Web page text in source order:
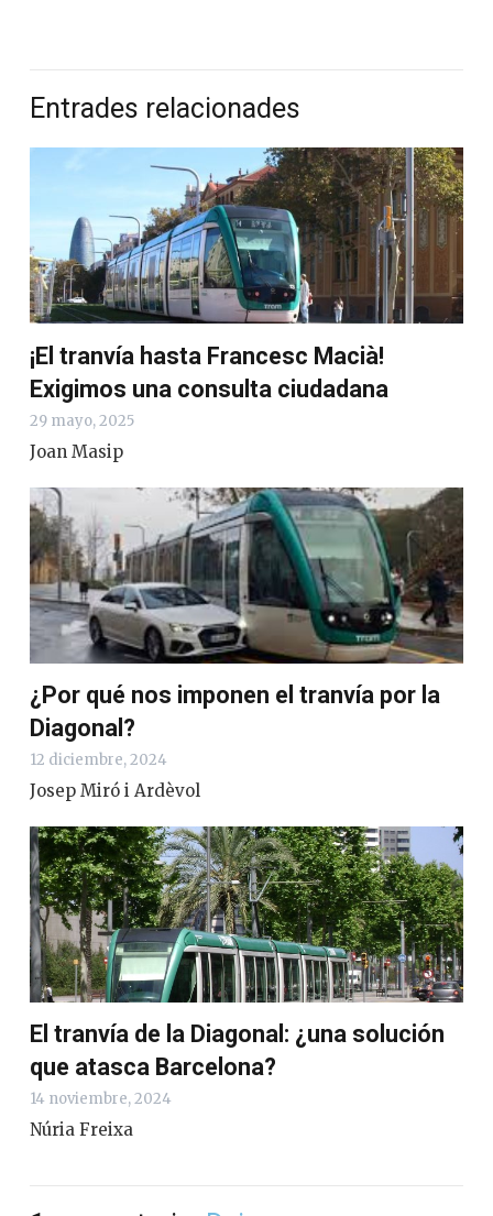
Entrades relacionades
¡El tranvía hasta Francesc Macià!
Exigimos una consulta ciudadana
29 mayo, 2025
Joan Masip
¿Por qué nos imponen el tranvía por la
Diagonal?
12 diciembre, 2024
Josep Miró i Ardèvol
El tranvía de la Diagonal: ¿una solución
que atasca Barcelona?
14 noviembre, 2024
Núria Freixa